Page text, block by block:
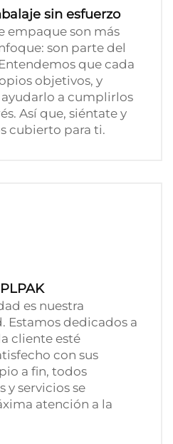
sin esfuerzo
empaque son más
son parte del
que cada
objetivos, y
a cumplirlos
Así que, siéntate y
cubierto para ti.
es nuestra
dedicados a
cliente esté
con sus
a fin, todos
y servicios se
atención a la